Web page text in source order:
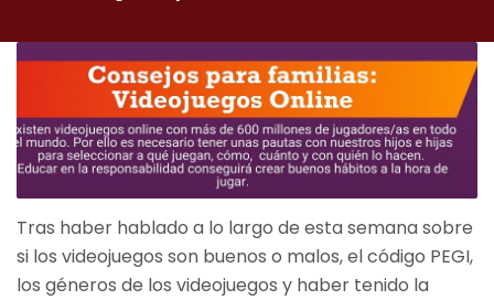
Tras haber hablado a lo largo de esta semana sobre
si los videojuegos son buenos o malos, el código PEGI,
los géneros de los videojuegos y haber tenido la